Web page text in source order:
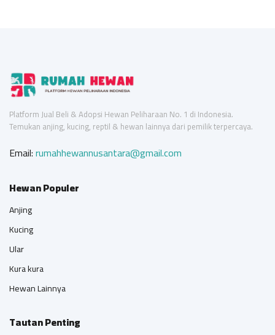
Platform Jual Beli & Adopsi Hewan Peliharaan No. 1 di Indonesia.
Temukan anjing, kucing, reptil & hewan lainnya dari pemilik terpercaya.
Email:rumahhewannusantara@gmail.com
Hewan Populer
Anjing
Kucing
Ular
Kura kura
Hewan Lainnya
Tautan Penting